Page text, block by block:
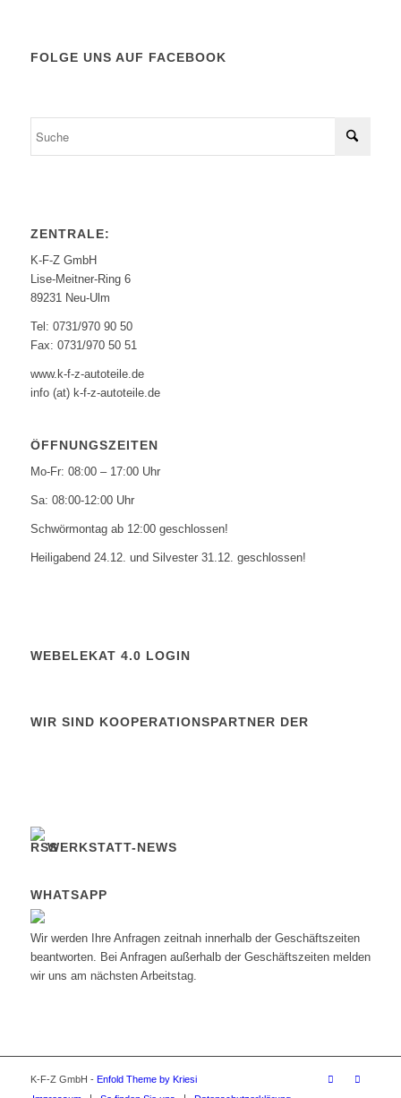
FOLGE UNS AUF FACEBOOK
ZENTRALE:
K-F-Z GmbH
Lise-Meitner-Ring 6
89231 Neu-Ulm
Tel: 0731/970 90 50
Fax: 0731/970 50 51
www.k-f-z-autoteile.de
info (at) k-f-z-autoteile.de
ÖFFNUNGSZEITEN
Mo-Fr: 08:00 – 17:00 Uhr
Sa: 08:00-12:00 Uhr
Schwörmontag ab 12:00 geschlossen!
Heiligabend 24.12. und Silvester 31.12. geschlossen!
WEBELEKAT 4.0 LOGIN
WIR SIND KOOPERATIONSPARTNER DER
WERKSTATT-NEWS
WHATSAPP
Wir werden Ihre Anfragen zeitnah innerhalb der Geschäftszeiten
beantworten. Bei Anfragen außerhalb der Geschäftszeiten melden
wir uns am nächsten Arbeitstag.
K-F-Z GmbH - Enfold Theme by Kriesi